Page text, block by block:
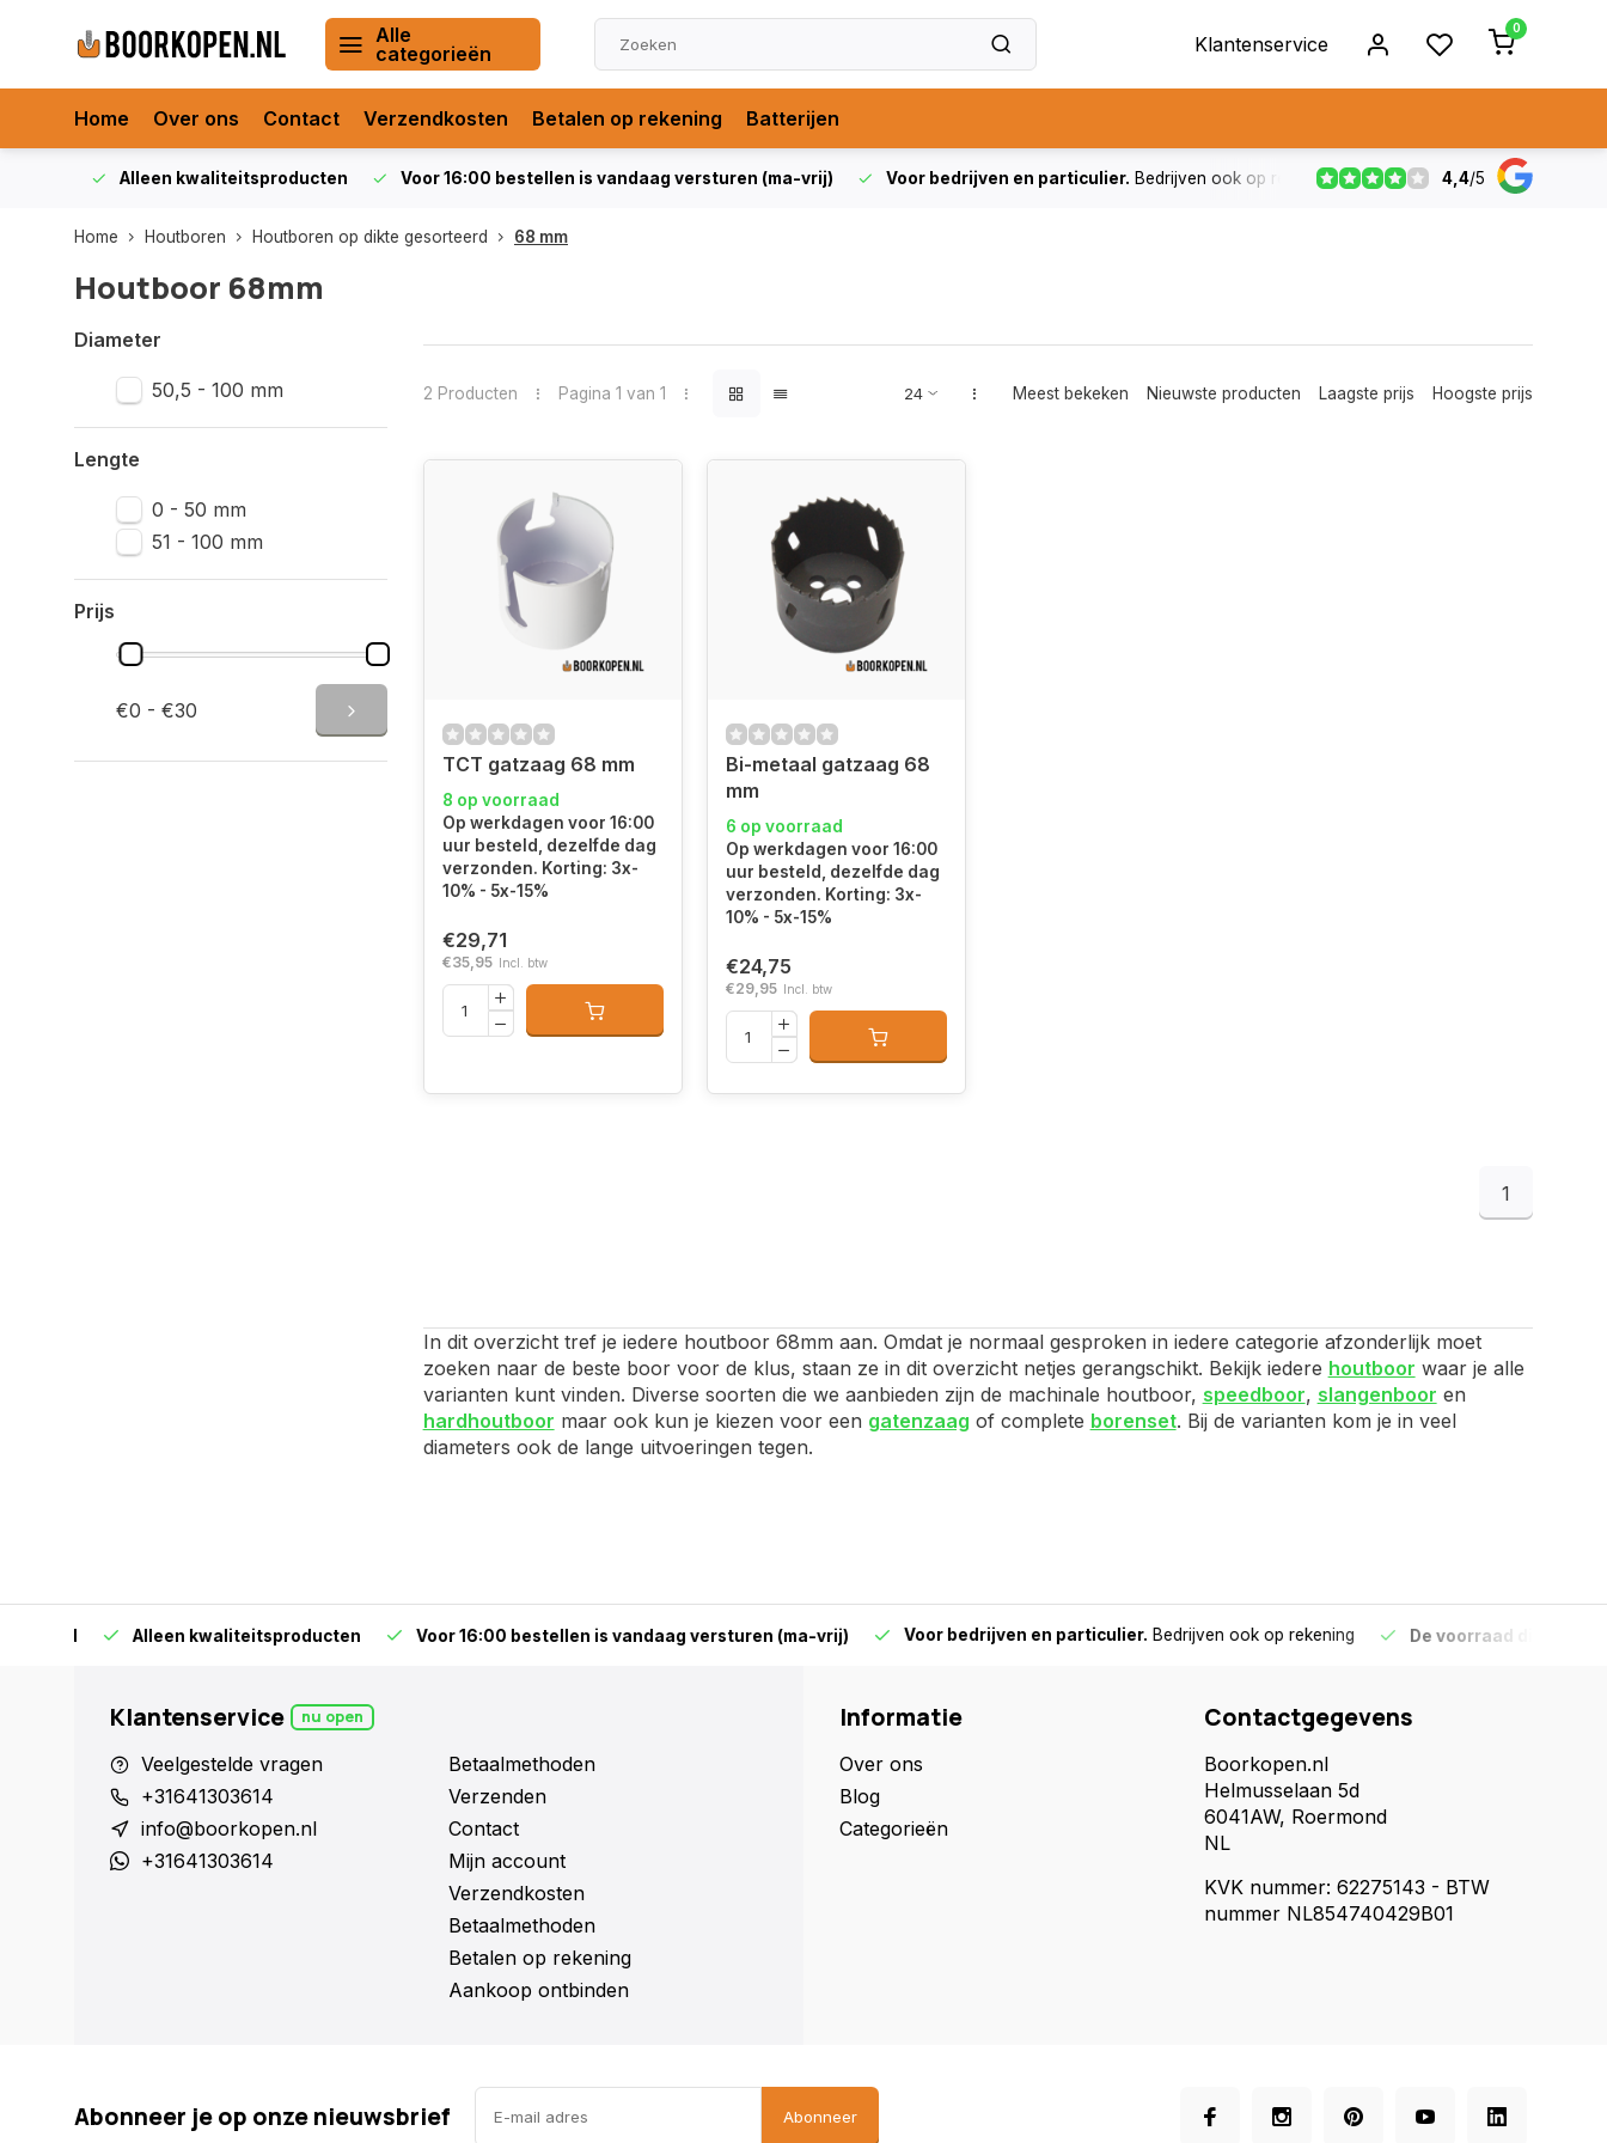
Alle
categorieën
Klantenservice
0
Home Over ons Contact Verzendkosten Betalen op rekening Batterijen
Alleen kwaliteitsproducten Voor 16:00 bestellen is vandaag versturen (ma-vrij) Voor bedrijven en particulier.Bedrijven ook op rekening De voorraad die
4,4/5
Home Houtboren Houtboren op dikte gesorteerd 68 mm
Houtboor 68mm
Diameter
50,5 - 100 mm
Lengte
0 - 50 mm
51 - 100 mm
Prijs
€0 - €30
2 Producten Pagina 1 van 1 Meest bekeken Nieuwste producten Laagste prijs Hoogste prijs
TCT gatzaag 68 mm
8 op voorraad
Op werkdagen voor 16:00
uur besteld, dezelfde dag
verzonden. Korting: 3x-
10% - 5x-15%
€29,71
€35,95 Incl. btw
Bi-metaal gatzaag 68
mm
6 op voorraad
Op werkdagen voor 16:00
uur besteld, dezelfde dag
verzonden. Korting: 3x-
10% - 5x-15%
€24,75
€29,95 Incl. btw
1
In dit overzicht tref je iedere houtboor 68mm aan. Omdat je normaal gesproken in iedere categorie afzonderlijk moet
zoeken naar de beste boor voor de klus, staan ze in dit overzicht netjes gerangschikt. Bekijk iedere houtboor waar je alle
varianten kunt vinden. Diverse soorten die we aanbieden zijn de machinale houtboor, speedboor, slangenboor en
hardhoutboor maar ook kun je kiezen voor een gatenzaag of complete borenset. Bij de varianten kom je in veel
diameters ook de lange uitvoeringen tegen.
Alleen kwaliteitsproducten Voor 16:00 bestellen is vandaag versturen (ma-vrij) Voor bedrijven en particulier. Bedrijven ook op rekening De voorraad die
Klantenservice nu open
Veelgestelde vragen
+31641303614
info@boorkopen.nl
+31641303614
Betaalmethoden
Verzenden
Contact
Mijn account
Verzendkosten
Betaalmethoden
Betalen op rekening
Aankoop ontbinden
Informatie
Over ons
Blog
Categorieën
Contactgegevens
Boorkopen.nl
Helmusselaan 5d
6041AW, Roermond
NL
KVK nummer: 62275143 - BTW
nummer NL854740429B01
Abonneer je op onze nieuwsbrief Abonneer